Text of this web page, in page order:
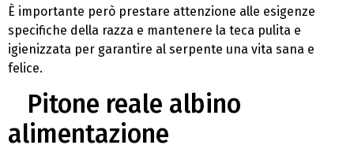
È importante però prestare attenzione alle esigenze
specifiche della razza e mantenere la teca pulita e
igienizzata per garantire al serpente una vita sana e
felice.
Pitone reale albino
alimentazione